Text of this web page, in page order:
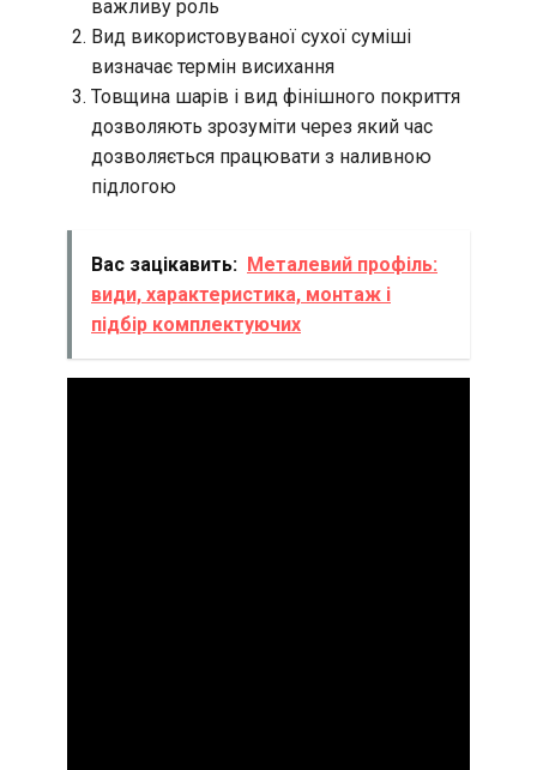
важливу роль
Вид використовуваної сухої суміші
визначає термін висихання
Товщина шарів і вид фінішного покриття
дозволяють зрозуміти через який час
дозволяється працювати з наливною
підлогою
Вас зацікавить: Металевий профіль:
види, характеристика, монтаж і
підбір комплектуючих